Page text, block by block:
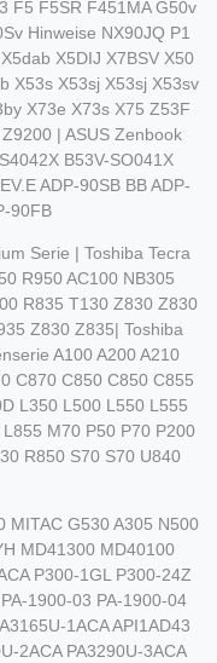
F5 F5SR F451MA G50v
Hinweise NX90JQ P1
X5DIJ X7BSV X50
X53s X53sj X53sj X53sv
X73e X73s X75 Z53F
| ASUS Zenbook
B53V-SO041X
ADP-90SB BB ADP-
90FB
Serie | Toshiba Tecra
R950 AC100 NB305
R835 T130 Z830 Z830
Z830 Z835| Toshiba
A100 A200 A210
C870 C850 C850 C855
L350 L500 L550 L555
M70 P50 P70 P200
R850 S70 S70 U840
MITAC G530 A305 N500
MD41300 MD40100
P300-1GL P300-24Z
1900-03 PA-1900-04
1ACA API1AD43
2ACA PA3290U-3ACA